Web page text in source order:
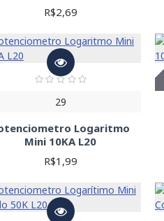
R$2,69
29
Logaritmo
Mini 10KA L20
R$1,99